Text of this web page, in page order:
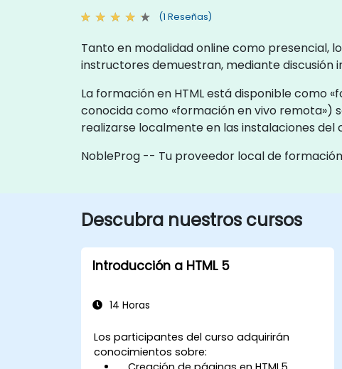
(1 Reseñas)
Tanto en modalidad online como presencial,
instructores demuestran, mediante discusión
La formación en HTML está disponible como
conocida como «formación en vivo remota»)
realizarse localmente en las instalaciones
NobleProg -- Tu proveedor local de formación
Descubra nuestros cursos
Introducción a HTML 5
14 Horas
Los participantes del curso adquirirán
conocimientos sobre: